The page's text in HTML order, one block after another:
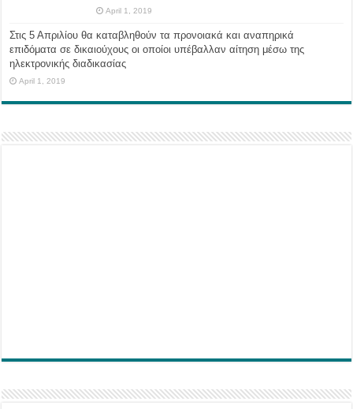
April 1, 2019
Στις 5 Απριλίου θα καταβληθούν τα προνοιακά και αναπηρικά
επιδόματα σε δικαιούχους οι οποίοι υπέβαλλαν αίτηση μέσω της
ηλεκτρονικής διαδικασίας
April 1, 2019